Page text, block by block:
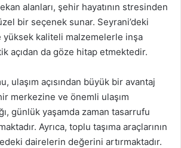
alanları, şehir hayatının stresinden
bir seçenek sunar. Seyrani’deki
kaliteli malzemelerle inşa
açıdan da göze hitap etmektedir.
ulaşım açısından büyük bir avantaj
merkezine ve önemli ulaşım
günlük yaşamda zaman tasarrufu
Ayrıca, toplu taşıma araçlarının
dairelerin değerini artırmaktadır.